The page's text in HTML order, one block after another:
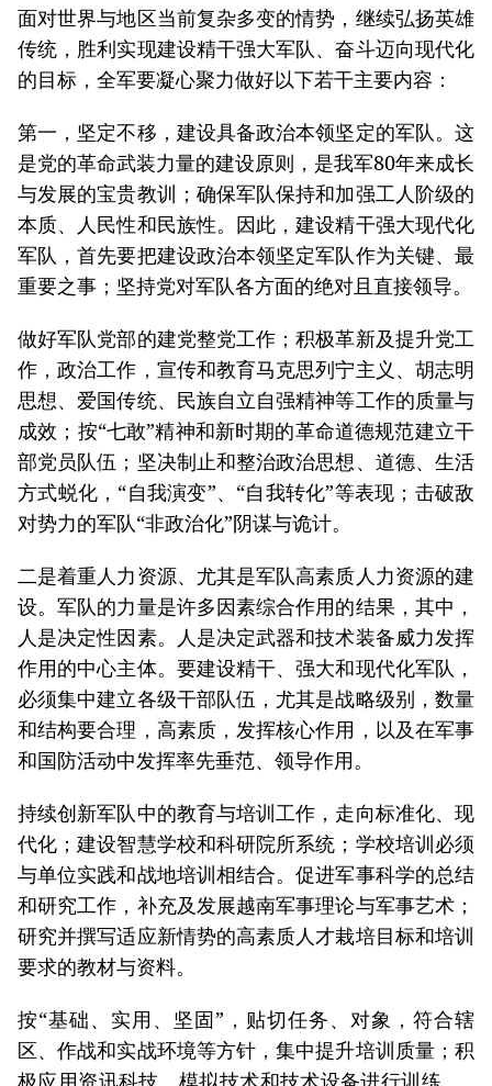
面对世界与地区当前复杂多变的情势，继续弘扬英雄
传统，胜利实现建设精干强大军队、奋斗迈向现代化
的目标，全军要凝心聚力做好以下若干主要内容：
第一，坚定不移，建设具备政治本领坚定的军队。这
是党的革命武装力量的建设原则，是我军80年来成长
与发展的宝贵教训；确保军队保持和加强工人阶级的
本质、人民性和民族性。因此，建设精干强大现代化
军队，首先要把建设政治本领坚定军队作为关键、最
重要之事；坚持党对军队各方面的绝对且直接领导。
做好军队党部的建党整党工作；积极革新及提升党工
作，政治工作，宣传和教育马克思列宁主义、胡志明
思想、爱国传统、民族自立自强精神等工作的质量与
成效；按“七敢”精神和新时期的革命道德规范建立干
部党员队伍；坚决制止和整治政治思想、道德、生活
方式蜕化，“自我演变”、“自我转化”等表现；击破敌
对势力的军队“非政治化”阴谋与诡计。
二是着重人力资源、尤其是军队高素质人力资源的建
设。军队的力量是许多因素综合作用的结果，其中，
人是决定性因素。人是决定武器和技术装备威力发挥
作用的中心主体。要建设精干、强大和现代化军队，
必须集中建立各级干部队伍，尤其是战略级别，数量
和结构要合理，高素质，发挥核心作用，以及在军事
和国防活动中发挥率先垂范、领导作用。
持续创新军队中的教育与培训工作，走向标准化、现
代化；建设智慧学校和科研院所系统；学校培训必须
与单位实践和战地培训相结合。促进军事科学的总结
和研究工作，补充及发展越南军事理论与军事艺术；
研究并撰写适应新情势的高素质人才栽培目标和培训
要求的教材与资料。
按“基础、实用、坚固”，贴切任务、对象，符合辖
区、作战和实战环境等方针，集中提升培训质量；积
极应用资讯科技、模拟技术和技术设备进行训练……